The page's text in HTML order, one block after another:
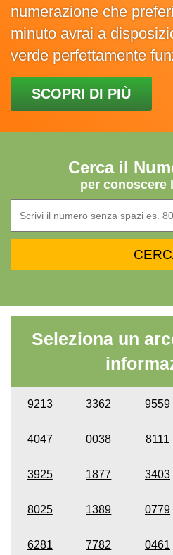
numerazione che
minuto avrai a
verde perfettamente
SCOPRI DI PIÙ
Cerca il
per conoscere
Seleziona un
9213 3362 9559
4047 0038 8111
3925 1877 3403
8025 1389 0779
6281 7782 0461